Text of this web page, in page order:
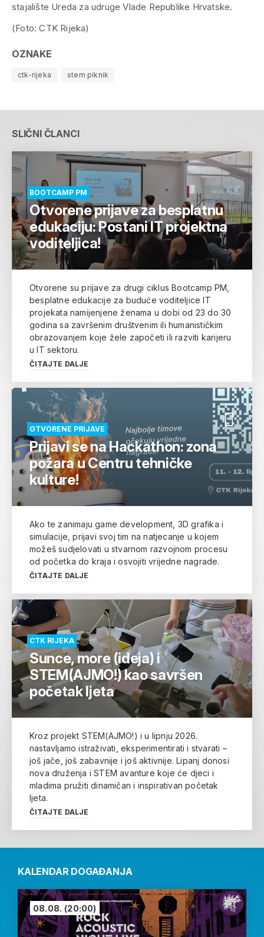
stajalište Ureda za udruge Vlade Republike Hrvatske.
(Foto: CTK Rijeka)
OZNAKE
ctk-rijeka stem piknik
SLIČNI ČLANCI
BOOTCAMP PM
Otvorene prijave za besplatnu
edukaciju: Postani IT projektna
voditeljica!
Otvorene su prijave za drugi ciklus Bootcamp PM,
besplatne edukacije za buduće voditeljice IT
projekata namijenjene ženama u dobi od 23 do 30
godina sa završenim društvenim ili humanističkim
obrazovanjem koje žele započeti ili razviti karijeru
u IT sektoru.
ČITAJTE DALJE
OTVORENE PRIJAVE
Prijavi se na Hackathon: zona
požara u Centru tehničke
kulture!
Ako te zanimaju game development, 3D grafika i
simulacije, prijavi svoj tim na natjecanje u kojem
možeš sudjelovati u stvarnom razvojnom procesu
od početka do kraja i osvojiti vrijedne nagrade.
ČITAJTE DALJE
CTK RIJEKA
Sunce, more (ideja) i
STEM(AJMO!) kao savršen
početak ljeta
Kroz projekt STEM(AJMO!) i u lipnju 2026.
nastavljamo istraživati, eksperimentirati i stvarati –
još jače, još zabavnije i još aktivnije. Lipanj donosi
nova druženja i STEM avanture koje će djeci i
mladima pružiti dinamičan i inspirativan početak
ljeta.
ČITAJTE DALJE
KALENDAR DOGAĐANJA
08.08. (20:00)